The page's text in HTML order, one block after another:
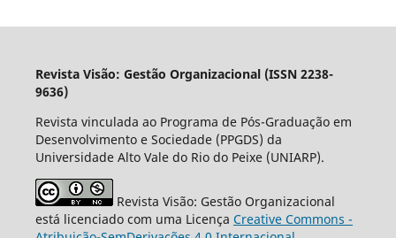
Revista Visão: Gestão Organizacional (ISSN 2238-
9636)
Revista vinculada ao Programa de Pós-Graduação em
Desenvolvimento e Sociedade (PPGDS) da
Universidade Alto Vale do Rio do Peixe (UNIARP).
Revista Visão: Gestão Organizacional
está licenciado com uma Licença Creative Commons -